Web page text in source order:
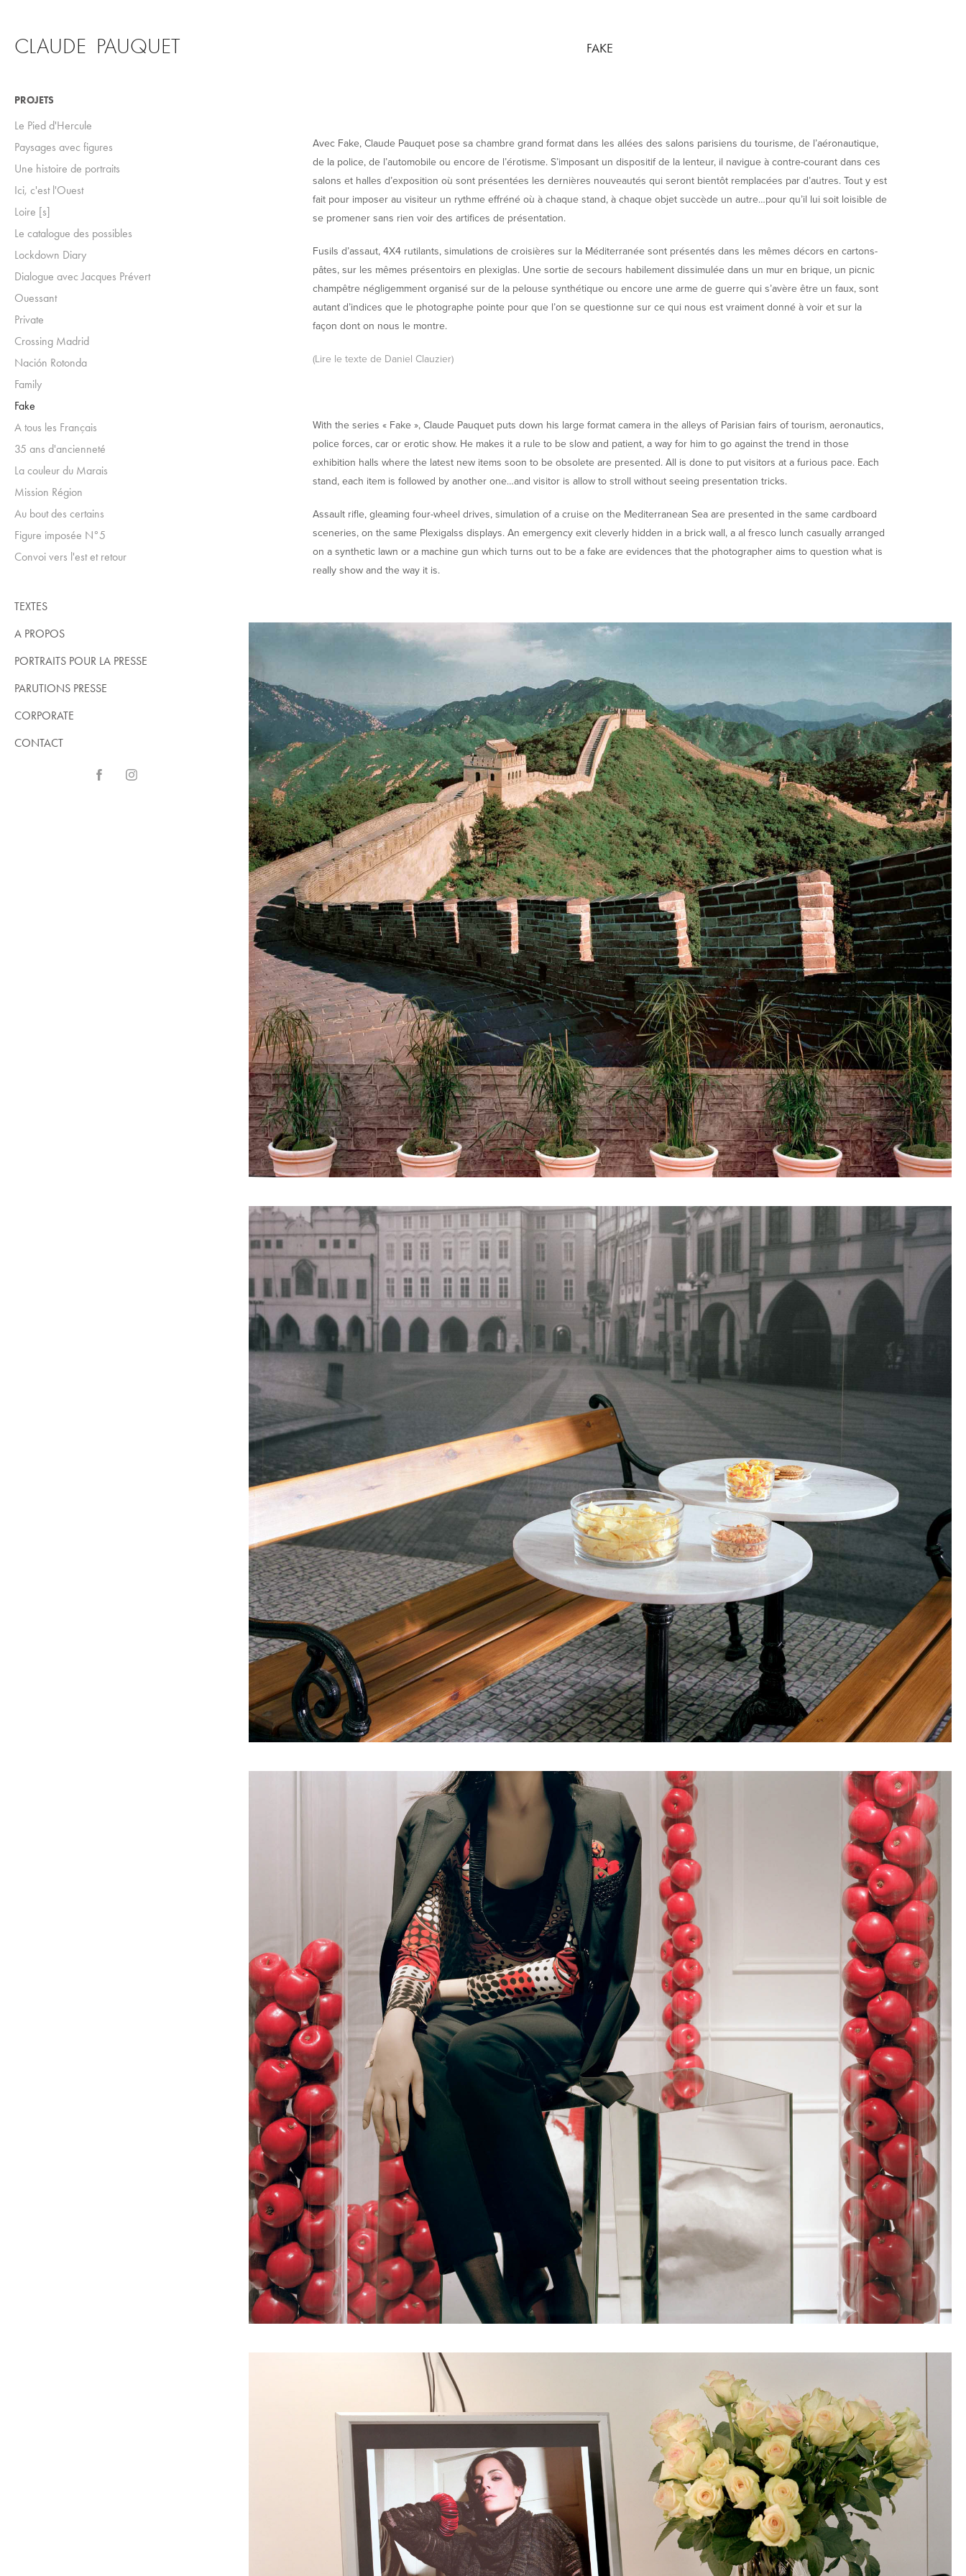
CLAUDE  PAUQUET
PROJETS
Le Pied d'Hercule
Paysages avec figures
Une histoire de portraits
Ici, c'est l'Ouest
Loire [s]
Le catalogue des possibles
Lockdown Diary
Dialogue avec Jacques Prévert
Ouessant
Private
Crossing Madrid
Nación Rotonda
Family
Fake
A tous les Français
35 ans d'ancienneté
La couleur du Marais
Mission Région
Au bout des certains
Figure imposée N°5
Convoi vers l'est et retour
TEXTES
A PROPOS
PORTRAITS POUR LA PRESSE
PARUTIONS PRESSE
CORPORATE
CONTACT
FAKE
Avec Fake, Claude Pauquet pose sa chambre grand format dans les allées des salons parisiens du tourisme, de l’aéronautique,
de la police, de l’automobile ou encore de l’érotisme. S’imposant un dispositif de la lenteur, il navigue à contre-courant dans ces
salons et halles d’exposition où sont présentées les dernières nouveautés qui seront bientôt remplacées par d’autres. Tout y est
fait pour imposer au visiteur un rythme effréné où à chaque stand, à chaque objet succède un autre…pour qu’il lui soit loisible de
se promener sans rien voir des artifices de présentation.
Fusils d’assaut, 4X4 rutilants, simulations de croisières sur la Méditerranée sont présentés dans les mêmes décors en cartons-
pâtes, sur les mêmes présentoirs en plexiglas. Une sortie de secours habilement dissimulée dans un mur en brique, un picnic
champêtre négligemment organisé sur de la pelouse synthétique ou encore une arme de guerre qui s’avère être un faux, sont
autant d’indices que le photographe pointe pour que l’on se questionne sur ce qui nous est vraiment donné à voir et sur la
façon dont on nous le montre.
(Lire le texte de Daniel Clauzier)
With the series « Fake », Claude Pauquet puts down his large format camera in the alleys of Parisian fairs of tourism, aeronautics,
police forces, car or erotic show. He makes it a rule to be slow and patient, a way for him to go against the trend in those
exhibition halls where the latest new items soon to be obsolete are presented. All is done to put visitors at a furious pace. Each
stand, each item is followed by another one…and visitor is allow to stroll without seeing presentation tricks.
Assault rifle, gleaming four-wheel drives, simulation of a cruise on the Mediterranean Sea are presented in the same cardboard
sceneries, on the same Plexigalss displays. An emergency exit cleverly hidden in a brick wall, a al fresco lunch casually arranged
on a synthetic lawn or a machine gun which turns out to be a fake are evidences that the photographer aims to question what is
really show and the way it is.